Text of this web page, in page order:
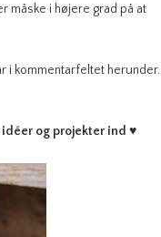
måske i højere grad på at
i kommentarfeltet herunder.
og projekter ind♥